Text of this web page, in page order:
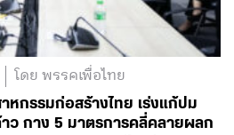
โดย พรรคเพื่อไทย
หกรรมก่อสร้างไทย เร่งแก้ปม
ว กาง 5 มาตรการคลี่คลายผลก